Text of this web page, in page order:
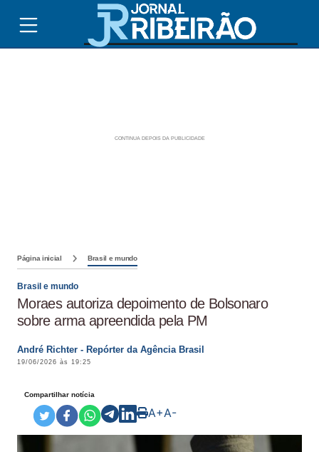
Página inicial Brasil e mundo
Brasil e mundo
Moraes autoriza depoimento de Bolsonaro
sobre arma apreendida pela PM
André Richter - Repórter da Agência Brasil
19/06/2026 às 19:25
Compartilhar notícia
A+A-